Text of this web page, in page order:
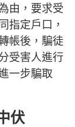
由，要求受
指定戶口，
帳後，騙徒
受害人進行
一步騙取
伏